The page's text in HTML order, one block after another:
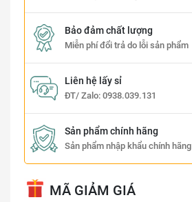
Bảo đảm chất lượng
Miễn phí đổi trả do lỗi sản phẩm
Liên hệ lấy sỉ
ĐT/ Zalo: 0938.039.131
Sản phẩm chính hãng
Sản phẩm nhập khẩu chính hãng
MÃ GIẢM GIÁ